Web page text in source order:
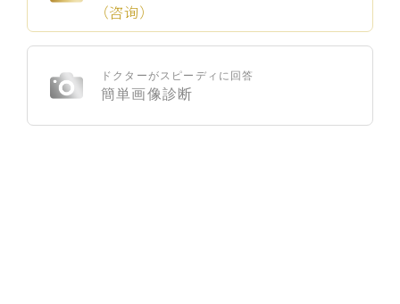
（咨询）
ドクターがスピーディに回答
簡単画像診断